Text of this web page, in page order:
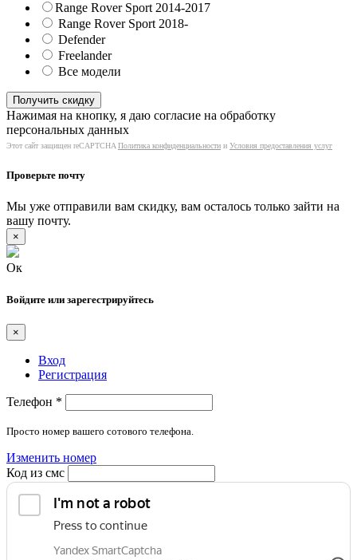
Range Rover Sport 2014-2017
Range Rover Sport 2018-
Defender
Freelander
Все модели
Нажимая на кнопку, я даю согласие на обработку
персональных данных
Этот сайт защищен reCAPTCHA Политика конфиденциальности и Условия предоставления услуг
Проверьте почту
Мы уже отправили вам скидку, вам осталось только зайти на
вашу почту.
×
Ок
Войдите или зарегестрируйтесь
×
Вход
Регистрация
Телефон *
Просто номер вашего сотового телефона.
Изменить номер
Код из смс